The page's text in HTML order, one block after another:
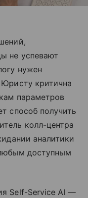
не успевают
нужен
критична
параметров
способ получить
колл-центра
аналитики
доступным
Self-Service AI —